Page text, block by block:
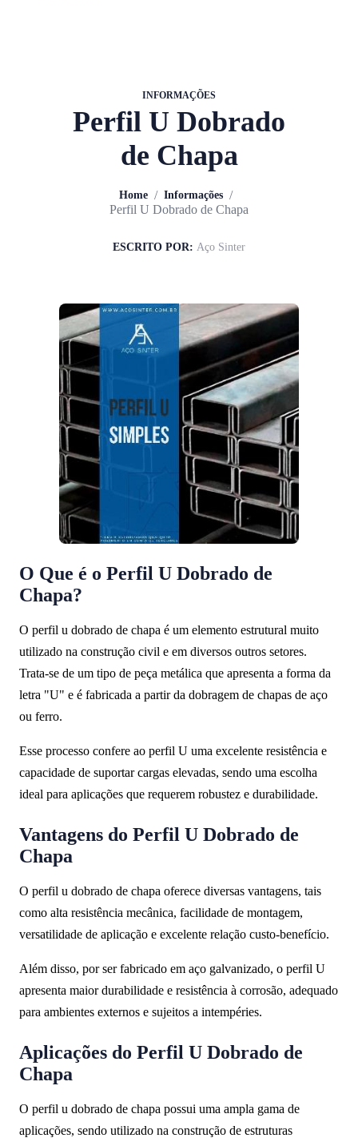
INFORMAÇÕES
Perfil U Dobrado
de Chapa
Home / Informações /
Perfil U Dobrado de Chapa
ESCRITO POR: Aço Sinter
O Que é o Perfil U Dobrado de
Chapa?
O perfil u dobrado de chapa é um elemento estrutural muito
utilizado na construção civil e em diversos outros setores.
Trata-se de um tipo de peça metálica que apresenta a forma da
letra "U" e é fabricada a partir da dobragem de chapas de aço
ou ferro.
Esse processo confere ao perfil U uma excelente resistência e
capacidade de suportar cargas elevadas, sendo uma escolha
ideal para aplicações que requerem robustez e durabilidade.
Vantagens do Perfil U Dobrado de
Chapa
O perfil u dobrado de chapa oferece diversas vantagens, tais
como alta resistência mecânica, facilidade de montagem,
versatilidade de aplicação e excelente relação custo-benefício.
Além disso, por ser fabricado em aço galvanizado, o perfil U
apresenta maior durabilidade e resistência à corrosão, adequado
para ambientes externos e sujeitos a intempéries.
Aplicações do Perfil U Dobrado de
Chapa
O perfil u dobrado de chapa possui uma ampla gama de
aplicações, sendo utilizado na construção de estruturas